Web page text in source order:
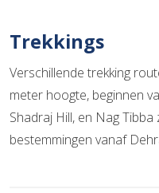
Trekkings
Verschillende trekking
meter hoogte, beginnen
Shadraj Hill, en Nag
bestemmingen vanaf